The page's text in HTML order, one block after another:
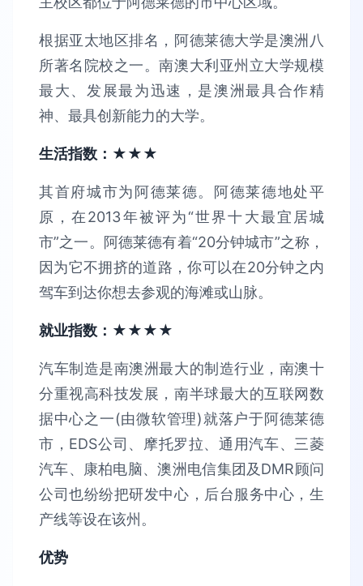
根据亚太地区排名，阿德莱德大学是澳洲八
所著名院校之一。南澳大利亚州立大学规模
最大、发展最为迅速，是澳洲最具合作精
神、最具创新能力的大学。
生活指数：★★★
其首府城市为阿德莱德。阿德莱德地处平
原，在2013年被评为“世界十大最宜居城
市”之一。阿德莱德有着“20分钟城市”之称，
因为它不拥挤的道路，你可以在20分钟之内
驾车到达你想去参观的海滩或山脉。
就业指数：★★★★
汽车制造是南澳洲最大的制造行业，南澳十
分重视高科技发展，南半球最大的互联网数
据中心之一(由微软管理)就落户于阿德莱德
市，EDS公司、摩托罗拉、通用汽车、三菱
汽车、康柏电脑、澳洲电信集团及DMR顾问
公司也纷纷把研发中心，后台服务中心，生
产线等设在该州。
优势